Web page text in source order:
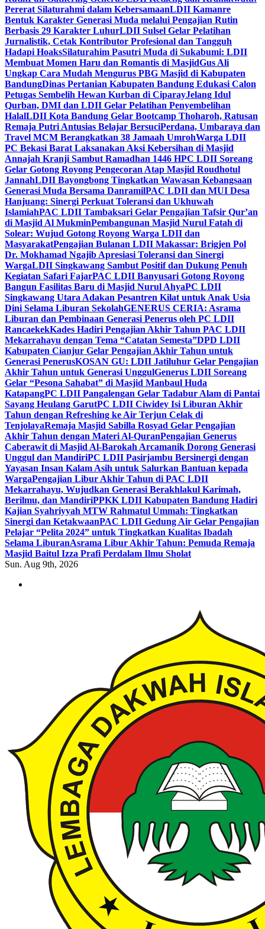
Pererat Silaturahmi dalam KebersamaanLDII Kamanre
Bentuk Karakter Generasi Muda melalui Pengajian Rutin
Berbasis 29 Karakter LuhurLDII Sulsel Gelar Pelatihan
Jurnalistik, Cetak Kontributor Profesional dan Tangguh
Hadapi HoaksSilaturahim Pasutri Muda di Sukabumi: LDII
Membuat Momen Haru dan Romantis di MasjidGus Ali
Ungkap Cara Mudah Mengurus PBG Masjid di Kabupaten
BandungDinas Pertanian Kabupaten Bandung Edukasi Calon
Petugas Sembelih Hewan Kurban di CiparayJelang Idul
Qurban, DMI dan LDII Gelar Pelatihan Penyembelihan
HalalLDII Kota Bandung Gelar Bootcamp Thoharoh, Ratusan
Remaja Putri Antusias Belajar BersuciPerdana, Umbaraya dan
Travel MCM Berangkatkan 38 Jamaah UmrohWarga LDII
PC Bekasi Barat Laksanakan Aksi Kebersihan di Masjid
Annajah Kranji Sambut Ramadhan 1446 HPC LDII Soreang
Gelar Gotong Royong Pengecoran Atap Masjid Roudhotul
JannahLDII Bayongbong Tingkatkan Wawasan Kebangsaan
Generasi Muda Bersama DanramilPAC LDII dan MUI Desa
Hanjuang: Sinergi Perkuat Toleransi dan Ukhuwah
IslamiahPAC LDII Tambaksari Gelar Pengajian Tafsir Qur’an
di Masjid Al MukminPembangunan Masjid Nurul Fatah di
Solear: Wujud Gotong Royong Warga LDII dan
MasyarakatPengajian Bulanan LDII Makassar: Brigjen Pol
Dr. Mokhamad Ngajib Apresiasi Toleransi dan Sinergi
WargaLDII Singkawang Sambut Positif dan Dukung Penuh
Kegiatan Safari FajarPAC LDII Banyusari Gotong Royong
Bangun Fasilitas Baru di Masjid Nurul AhyaPC LDII
Singkawang Utara Adakan Pesantren Kilat untuk Anak Usia
Dini Selama Liburan SekolahGENERUS CERIA: Asrama
Liburan dan Pembinaan Generasi Penerus oleh PC LDII
RancaekekKades Hadiri Pengajian Akhir Tahun PAC LDII
Mekarrahayu dengan Tema “Catatan Semesta”DPD LDII
Kabupaten Cianjur Gelar Pengajian Akhir Tahun untuk
Generasi PenerusKOSAN GU: LDII Jatiluhur Gelar Pengajian
Akhir Tahun untuk Generasi UnggulGenerus LDII Soreang
Gelar “Pesona Sahabat” di Masjid Manbaul Huda
KatapangPC LDII Pangalengan Gelar Tadabur Alam di Pantai
Sayang Heulang GarutPC LDII Ciwidey Isi Liburan Akhir
Tahun dengan Refreshing ke Air Terjun Celak di
TenjolayaRemaja Masjid Sabilla Rosyad Gelar Pengajian
Akhir Tahun dengan Materi Al-QuranPengajian Generus
Caberawit di Masjid Al-Barokah Arcamanik Dorong Generasi
Unggul dan MandiriPC LDII Pasirjambu Bersinergi dengan
Yayasan Insan Kalam Asih untuk Salurkan Bantuan kepada
WargaPengajian Libur Akhir Tahun di PAC LDII
Mekarrahayu, Wujudkan Generasi Berakhlakul Karimah,
Berilmu, dan MandiriPPKK LDII Kabupaten Bandung Hadiri
Kajian Syahriyyah MTW Rahmatul Ummah: Tingkatkan
Sinergi dan KetakwaanPAC LDII Gedung Air Gelar Pengajian
Pelajar “Pelita 2024” untuk Tingkatkan Kualitas Ibadah
Selama LiburanAsrama Libur Akhir Tahun: Pemuda Remaja
Masjid Baitul Izza Prafi Perdalam Ilmu Sholat
Sun. Aug 9th, 2026